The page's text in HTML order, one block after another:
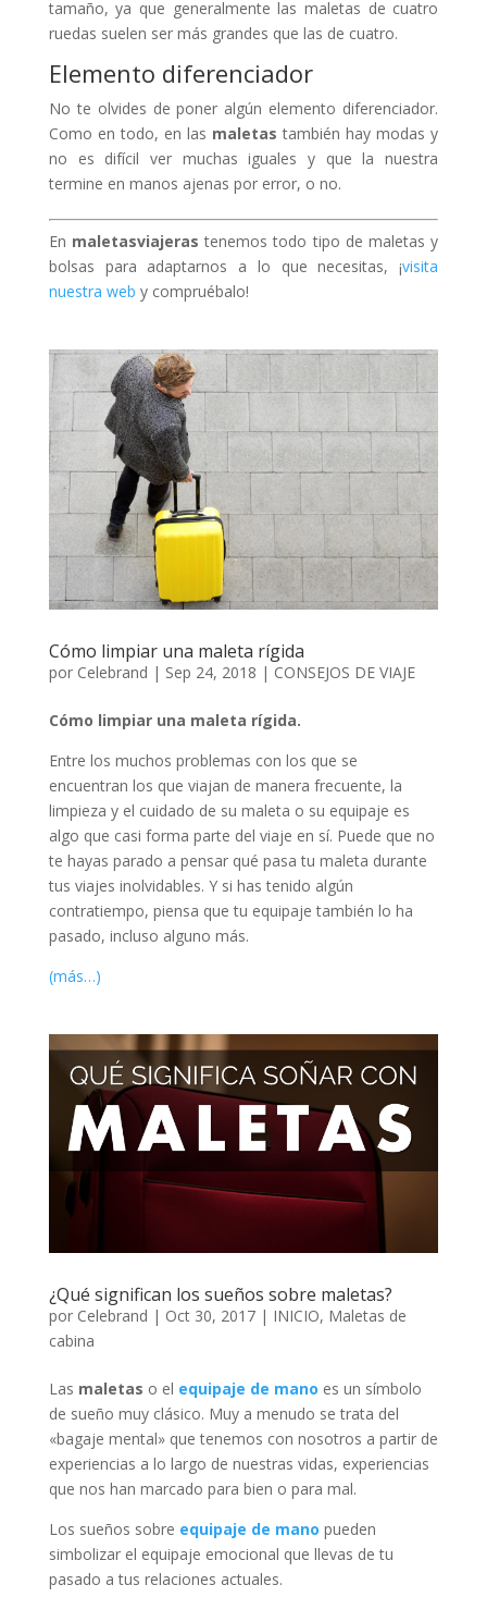
tamaño, ya que generalmente las maletas de cuatro
ruedas suelen ser más grandes que las de cuatro.
Elemento diferenciador
No te olvides de poner algún elemento diferenciador.
Como en todo, en las maletas también hay modas y
no es difícil ver muchas iguales y que la nuestra
termine en manos ajenas por error, o no.
En maletasviajerastenemos todo tipo de maletas y
bolsas para adaptarnos a lo que necesitas, ¡visita
nuestra web y compruébalo!
Cómo limpiar una maleta rígida
por Celebrand | Sep 24, 2018 | CONSEJOS DE VIAJE
Cómo limpiar una maleta rígida.
Entre los muchos problemas con los que se
encuentran los que viajan de manera frecuente, la
limpieza y el cuidado de su maleta o su equipaje es
algo que casi forma parte del viaje en sí. Puede que no
te hayas parado a pensar qué pasa tu maleta durante
tus viajes inolvidables. Y si has tenido algún
contratiempo, piensa que tu equipaje también lo ha
pasado, incluso alguno más.
(más…)
¿Qué significan los sueños sobre maletas?
por Celebrand | Oct 30, 2017| INICIO, Maletas de
cabina
Las maletas o el equipaje de mano es un símbolo
de sueño muy clásico. Muy a menudo se trata del
«bagaje mental» que tenemos con nosotros a partir de
experiencias a lo largo de nuestras vidas, experiencias
que nos han marcado para bien o para mal.
Los sueños sobre equipaje de mano pueden
simbolizar el equipaje emocional que llevas de tu
pasado a tus relaciones actuales.